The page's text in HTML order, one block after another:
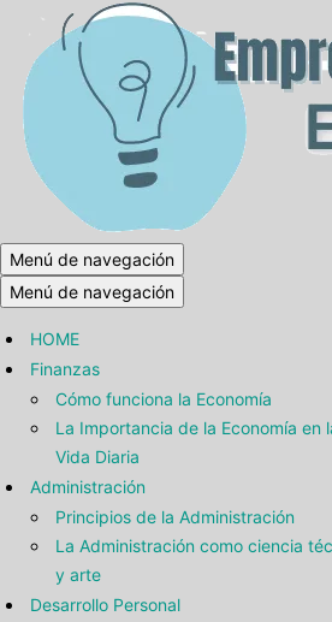
Menú de navegación
Menú de navegación
HOME
Finanzas
Cómo funciona la Economía
La Importancia de la Economía en
Vida Diaria
Administración
Principios de la Administración
La Administración como ciencia
y arte
Desarrollo Personal